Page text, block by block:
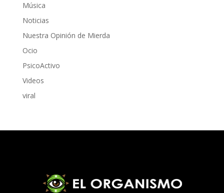
Música
Noticias
Nuestra Opinión de Mierda
Ocio
PsicoActivo
Videos
viral